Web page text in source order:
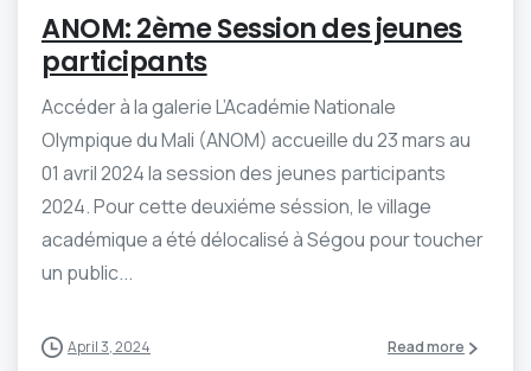
ANOM: 2ème Session des jeunes
participants
Accéder à la galerie L’Académie Nationale
Olympique du Mali (ANOM) accueille du 23 mars au
01 avril 2024 la session des jeunes participants
2024. Pour cette deuxiéme séssion, le village
académique a été délocalisé à Ségou pour toucher
un public...
April 3, 2024 Read more